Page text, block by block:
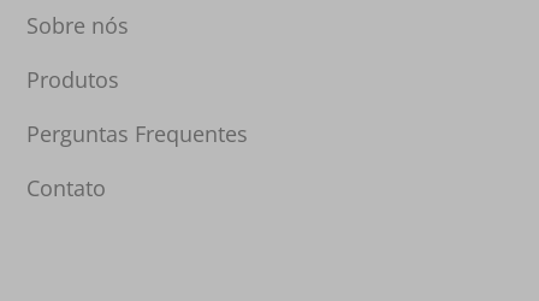
Sobre nós
Produtos
Perguntas Frequentes
Contato